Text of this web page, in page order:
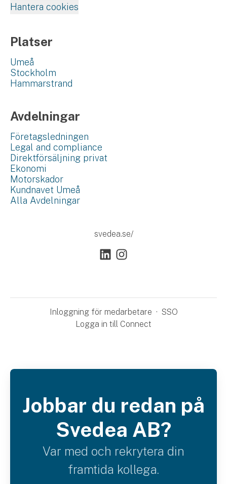
Hantera cookies
Platser
Umeå
Stockholm
Hammarstrand
Avdelningar
Företagsledningen
Legal and compliance
Direktförsäljning privat
Ekonomi
Motorskador
Kundnavet Umeå
Alla Avdelningar
svedea.se/
Inloggning för medarbetare · SSO
Logga in till Connect
Jobbar du redan på
Svedea AB?
Var med och rekrytera din
framtida kollega.